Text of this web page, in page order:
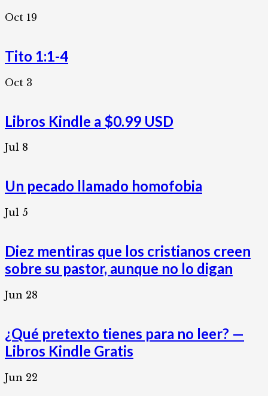
Oct 19
Tito 1:1-4
Oct 3
Libros Kindle a $0.99 USD
Jul 8
Un pecado llamado homofobia
Jul 5
Diez mentiras que los cristianos creen
sobre su pastor, aunque no lo digan
Jun 28
¿Qué pretexto tienes para no leer? —
Libros Kindle Gratis
Jun 22